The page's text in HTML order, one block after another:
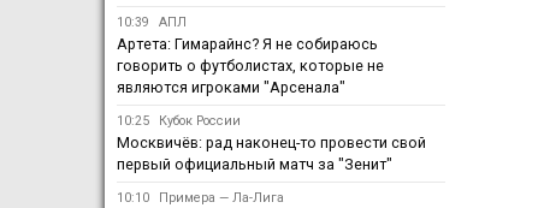
10:39 АПЛ
Артета: Гимарайнс? Я не собираюсь
говорить о футболистах, которые не
являются игроками "Арсенала"
10:25 Кубок России
Москвичёв: рад наконец-то провести свой
первый официальный матч за "Зенит"
10:10 Примера — Ла-Лига